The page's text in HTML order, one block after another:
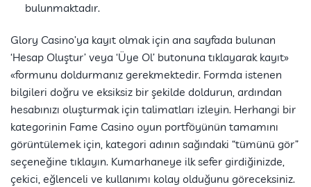
bulunmaktadır.
Glory Casino’ya kayıt olmak için ana sayfada bulunan
‘Hesap Oluştur’ veya ‘Üye Ol’ butonuna tıklayarak kayıt»
«formunu doldurmanız gerekmektedir. Formda istenen
bilgileri doğru ve eksiksiz bir şekilde doldurun, ardından
hesabınızı oluşturmak için talimatları izleyin. Herhangi bir
kategorinin Fame Casino oyun portföyünün tamamını
görüntülemek için, kategori adının sağındaki “tümünü gör”
seçeneğine tıklayın. Kumarhaneye ilk sefer girdiğinizde,
çekici, eğlenceli ve kullanımı kolay olduğunu göreceksiniz.